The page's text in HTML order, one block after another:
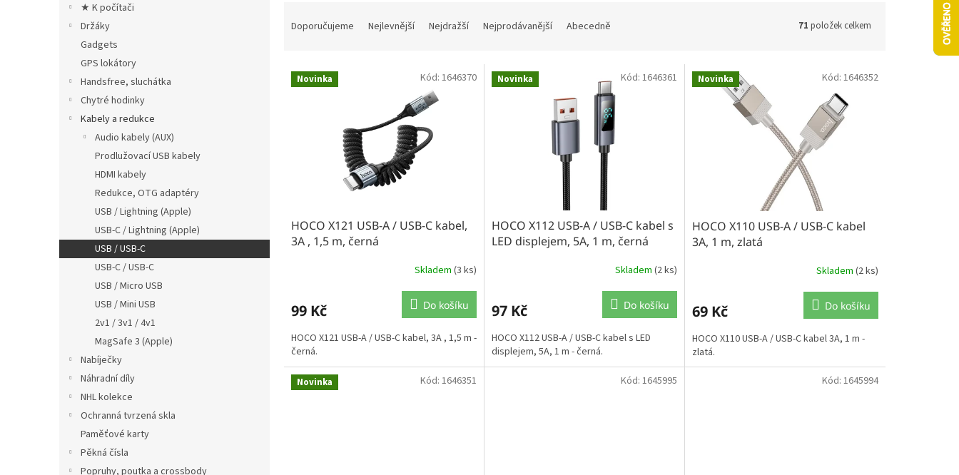
★ K počítači
Držáky
Gadgets
GPS lokátory
Handsfree, sluchátka
Chytré hodinky
Kabely a redukce
Audio kabely (AUX)
Prodlužovací USB kabely
HDMI kabely
Redukce, OTG adaptéry
USB / Lightning (Apple)
USB-C / Lightning (Apple)
USB / USB-C
USB-C / USB-C
USB / Micro USB
USB / Mini USB
2v1 / 3v1 / 4v1
MagSafe 3 (Apple)
Nabíječky
Náhradní díly
NHL kolekce
Ochranná tvrzená skla
Paměťové karty
Pěkná čísla
Popruhy, poutka a crossbody
n
Doporučujeme Nejlevnější Nejdražší Nejprodávanější Abecedně 71 položek celkem
V Novinka
HOCO X121 USB-A / USB-C kabel,
3A , 1,5 m, černá
Skladem (3 ks)
99 Kč Do košíku
HOCO X121 USB-A / USB-C kabel, 3A , 1,5 m -
černá.
Kód: 1646370 Novinka
HOCO X112 USB-A / USB-C kabel s
LED displejem, 5A, 1 m, černá
Skladem (2 ks)
97 Kč Do košíku
HOCO X112 USB-A / USB-C kabel s LED
displejem, 5A, 1 m - černá.
Kód: 1646361 Novinka
HOCO X110 USB-A / USB-C kabel
3A, 1 m, zlatá
Skladem (2 ks)
69 Kč Do košíku
HOCO X110 USB-A / USB-C kabel 3A, 1 m -
zlatá.
Kód: 1646352
Novinka Kód: 1646351 Kód: 1645995 Kód: 1645994